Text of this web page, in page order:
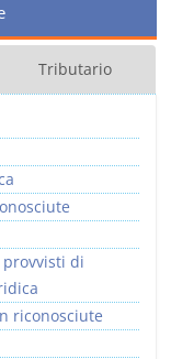
Tributario
di
riconosciute